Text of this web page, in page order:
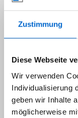
Zustimmung
Diese Webseite
Wir verwenden
Individualisierung
geben wir Inhalte
möglicherweise